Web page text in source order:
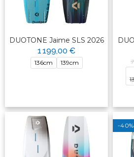
DUOTONE Jaime SLS 2026
1 199,00 €
136cm 139cm
-40%